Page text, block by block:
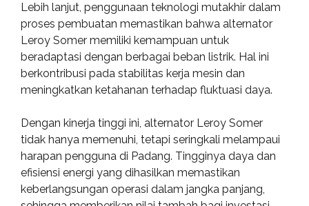
Lebih lanjut, penggunaan teknologi mutakhir dalam
proses pembuatan memastikan bahwa alternator
Leroy Somer memiliki kemampuan untuk
beradaptasi dengan berbagai beban listrik. Hal ini
berkontribusi pada stabilitas kerja mesin dan
meningkatkan ketahanan terhadap fluktuasi daya.
Dengan kinerja tinggi ini, alternator Leroy Somer
tidak hanya memenuhi, tetapi seringkali melampaui
harapan pengguna di Padang. Tingginya daya dan
efisiensi energi yang dihasilkan memastikan
keberlangsungan operasi dalam jangka panjang,